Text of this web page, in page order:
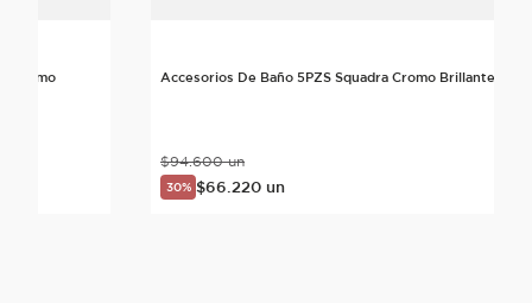
Cromo Accesorios De Baño 5PZS Squadra Cromo Brillante
$94.600 un
30% $66 220 un